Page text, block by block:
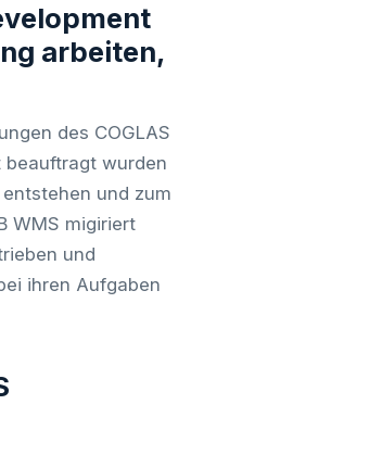
arbeiten,
des COGLAS
beauftragt wurden
und zum
WMS migiriert
und
ihren Aufgaben